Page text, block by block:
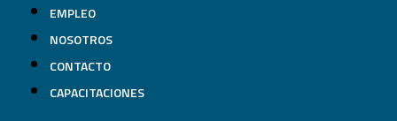
EMPLEO
NOSOTROS
CONTACTO
CAPACITACIONES